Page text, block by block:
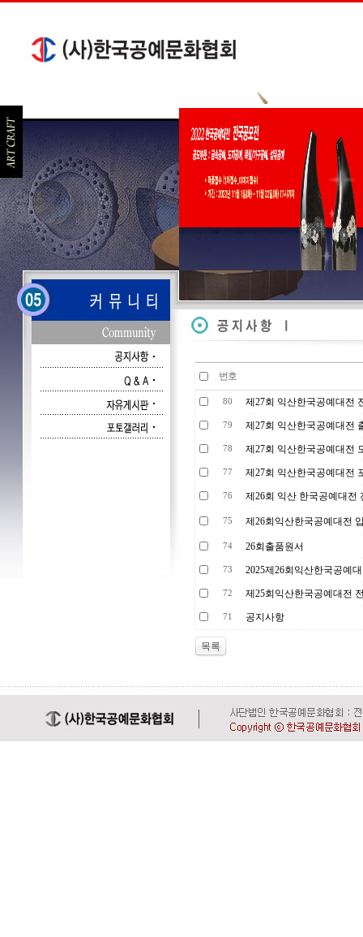
번호
80 제27회 익산한국공예대전
79 제27회 익산한국공예대전
78 제27회 익산한국공예대전
77 제27회 익산한국공예대전
76 제26회 익산 한국공예대전
75 제26회익산한국공예대전
74 26회출품원서
73 2025제26회익산한국공예
72 제25회익산한국공예대전
71 공지사항
목록